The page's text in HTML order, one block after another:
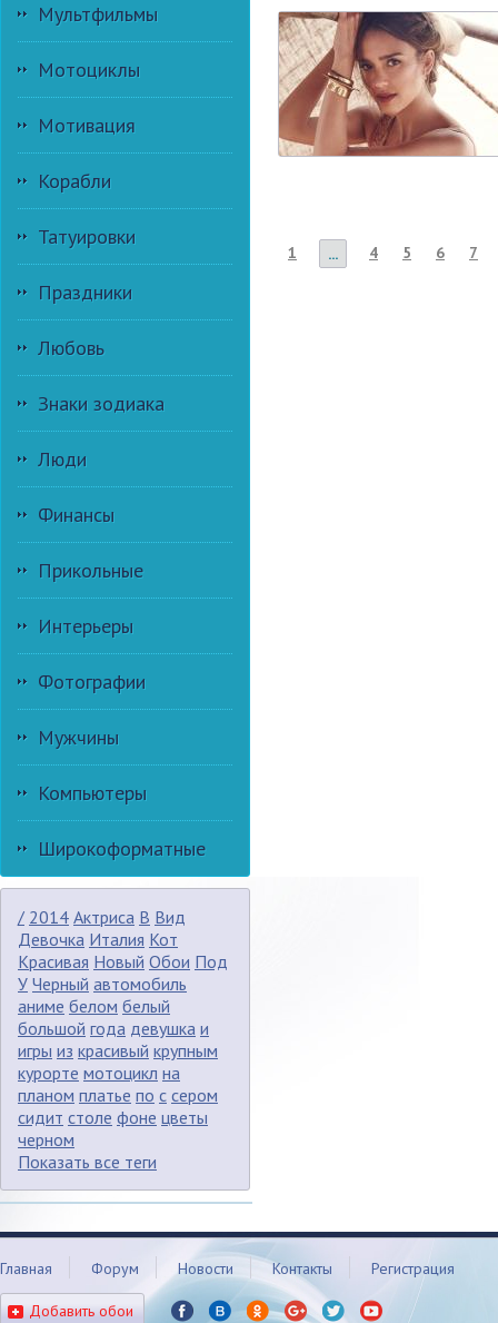
Мультфильмы
Мотоциклы
Мотивация
Корабли
Татуировки
Праздники
Любовь
Знаки зодиака
Люди
Финансы
Прикольные
Интерьеры
Фотографии
Мужчины
Компьютеры
Широкоформатные
/ 2014 Актриса В Вид
Девочка Италия Кот
Красивая Новый Обои Под
У Черный автомобиль
аниме белом белый
большой года девушка и
игры из красивый крупным
курорте мотоцикл на
планом платье по с сером
сидит столе фоне цветы
черном
Показать все теги
1 ... 4 5 6 7
Главная Форум Новости Контакты Регистрация
Добавить обои